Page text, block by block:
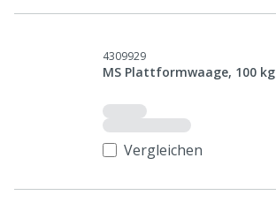
4309929
MS Plattformwaage, 100 kg
Vergleichen